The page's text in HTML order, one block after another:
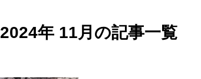
2024年 11月の記事一覧